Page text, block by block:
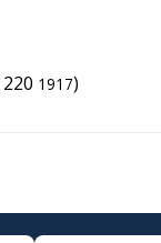
220 1917)